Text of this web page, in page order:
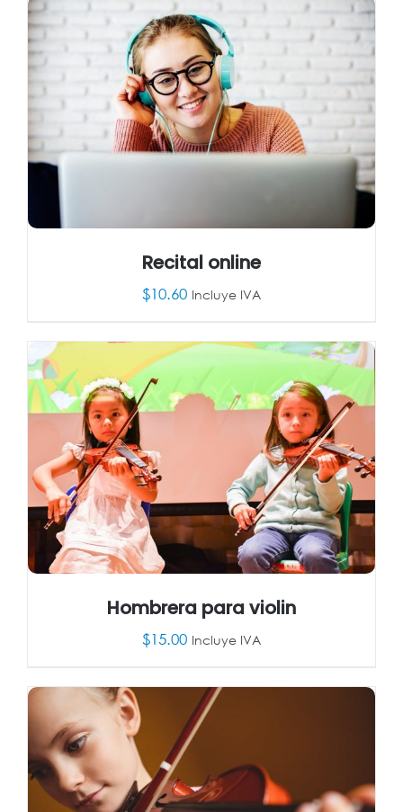
AÑADIR AL CARRITO / DETALLES
Recital online
$10.60 Incluye IVA
AÑADIR AL CARRITO
Hombrera para violin
$15.00 Incluye IVA